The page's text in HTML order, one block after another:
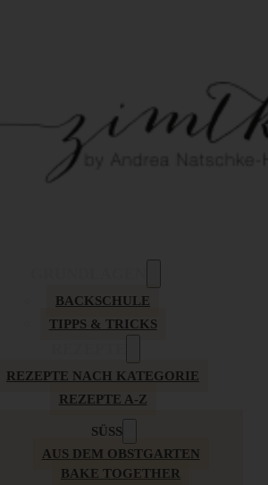
BACKSCHULE
TIPPS & TRICKS
REZEPTE NACH KATEGORIE
REZEPTE A-Z
SÜSS
AUS DEM OBSTGARTEN
BAKE TOGETHER